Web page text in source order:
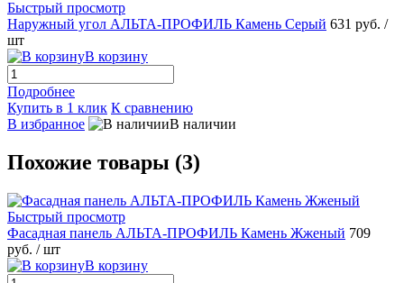
Быстрый просмотр
Наружный угол АЛЬТА-ПРОФИЛЬ Камень Серый 631 руб. /
шт
В корзину
Подробнее
Купить в 1 клик К сравнению
В избранное
В наличии
Похожие товары (3)
Быстрый просмотр
Фасадная панель АЛЬТА-ПРОФИЛЬ Камень Жженый 709
руб. / шт
В корзину